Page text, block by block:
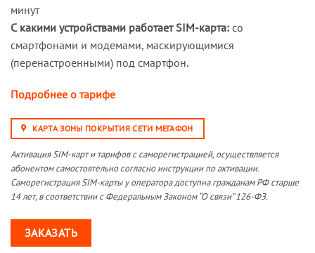
минут
С какими устройствами работает SIM-карта: со
смартфонами и модемами, маскирующимися
(перенастроенными) под смартфон.
Подробнее о тарифе
КАРТА ЗОНЫ ПОКРЫТИЯ СЕТИ МЕГАФОН
Активация SIM-карт и тарифов с саморегистрацией, осуществляется
абонентом самостоятельно согласно инструкции по активации.
Саморегистрация SIM-карты у оператора доступна гражданам РФ старше
14 лет, в соответствии с Федеральным Законом “О связи” 126-ФЗ.
ЗАКАЗАТЬ